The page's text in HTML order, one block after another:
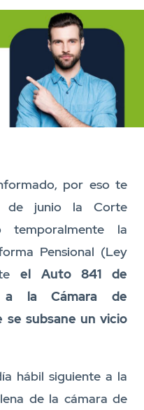
por eso te
de junio la Corte
temporalmente la
Pensional (Ley
el Auto 841 de
a la Cámara de
se subsane un vicio
hábil siguiente a la
de la cámara de